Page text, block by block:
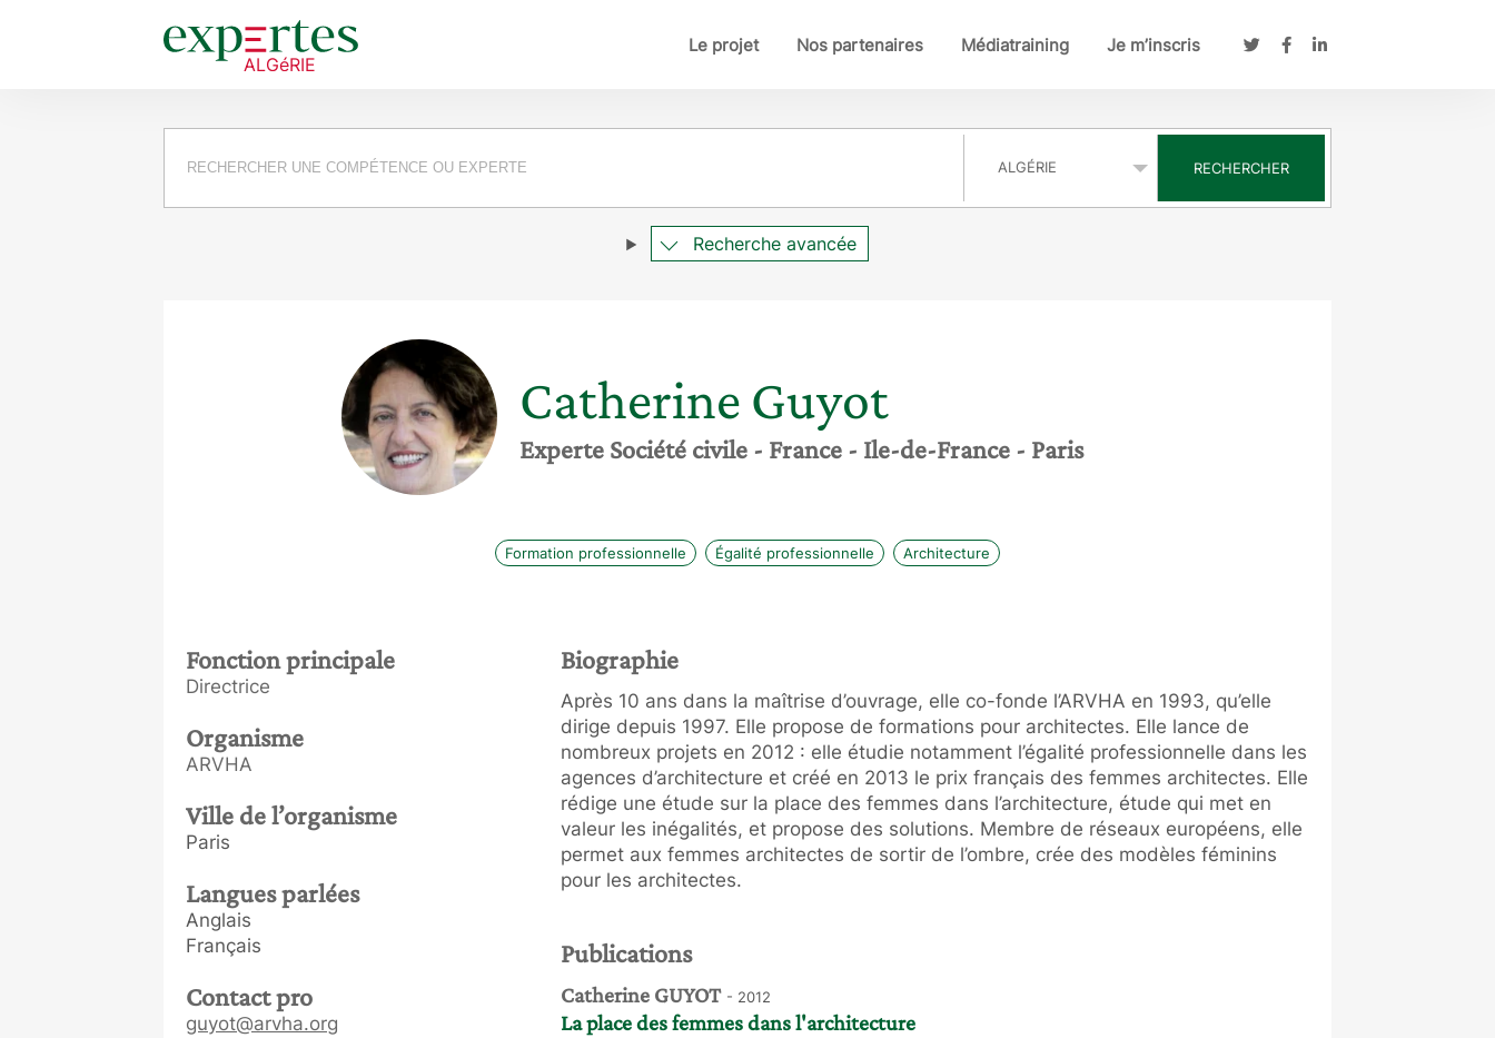
Le projet Nos partenaires Médiatraining Je m’inscris
Requête RECHERCHER
Recherche avancée
Catherine Guyot
Experte Société civile - France - Ile-de-France - Paris
Formation professionnelle Égalité professionnelle Architecture
Fonction principale
Directrice
Organisme
ARVHA
Ville de l’organisme
Paris
Langues parlées
Anglais
Français
Contact pro
guyot@arvha.org
Biographie
Après 10 ans dans la maîtrise d’ouvrage, elle co-fonde l’ARVHA en 1993, qu’elle
dirige depuis 1997. Elle propose de formations pour architectes. Elle lance de
nombreux projets en 2012 : elle étudie notamment l’égalité professionnelle dans les
agences d’architecture et créé en 2013 le prix français des femmes architectes. Elle
rédige une étude sur la place des femmes dans l’architecture, étude qui met en
valeur les inégalités, et propose des solutions. Membre de réseaux européens, elle
permet aux femmes architectes de sortir de l’ombre, crée des modèles féminins
pour les architectes.
Publications
Catherine GUYOT - 2012
La place des femmes dans l'architecture